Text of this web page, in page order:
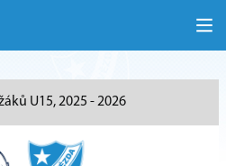
U15, 2025 - 2026